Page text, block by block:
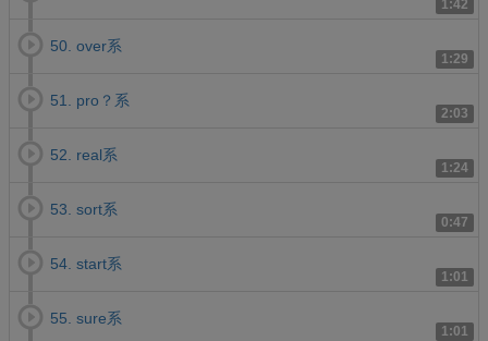
1:42
1:29
50. over系
2:03
51. pro？系
1:24
52. real系
0:47
53. sort系
1:01
54. start系
1:01
55. sure系